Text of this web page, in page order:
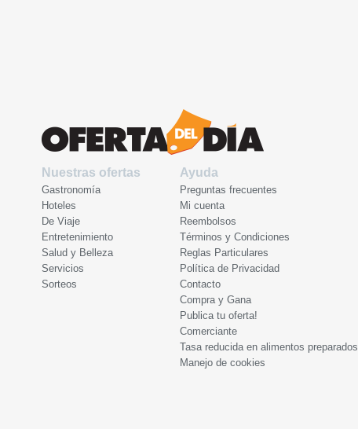
Nuestras ofertas
Gastronomía
Hoteles
De Viaje
Entretenimiento
Salud y Belleza
Servicios
Sorteos
Ayuda
Preguntas frecuentes
Mi cuenta
Reembolsos
Términos y Condiciones
Reglas Particulares
Política de Privacidad
Contacto
Compra y Gana
Publica tu oferta!
Comerciante
Tasa reducida en alimentos preparados
Manejo de cookies